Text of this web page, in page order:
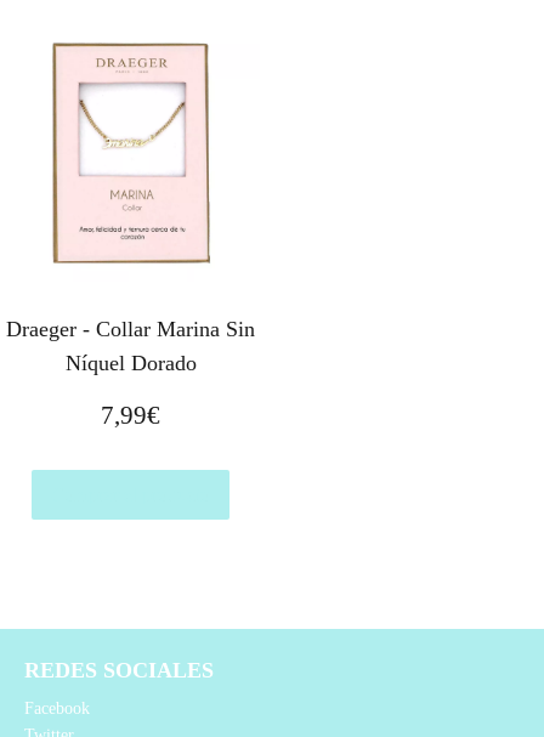
Draeger - Collar Marina Sin
Níquel Dorado
7,99€
REDES SOCIALES
Facebook